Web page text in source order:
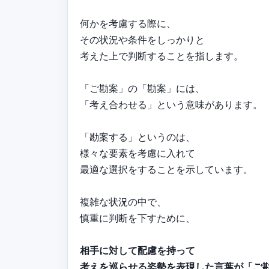
何かを考慮する際に、
その状況や条件をしっかりと
考えた上で判断することを指します。
「ご勘案」の「勘案」には、
「考え合わせる」という意味があります。
「勘案する」というのは、
様々な要素を考慮に入れて
最適な選択をすることを示しています。
複雑な状況の中で、
慎重に判断を下すために、
相手に対して配慮を持って
考えを巡らせる姿勢を表現した言葉が「ご